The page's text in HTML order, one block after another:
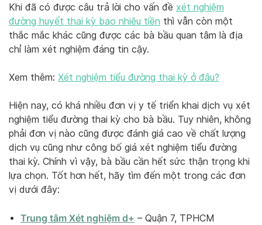
Khi đã có được câu trả lời cho vấn đề xét nghiệm
đường huyết thai kỳ bao nhiêu tiền thì vẫn còn một
thắc mắc khác cũng được các bà bầu quan tâm là địa
chỉ làm xét nghiệm đáng tin cậy.
Xem thêm: Xét nghiệm tiểu đường thai kỳ ở đâu?
Hiện nay, có khá nhiều đơn vị y tế triển khai dịch vụ xét
nghiệm tiểu đường thai kỳ cho bà bầu. Tuy nhiên, không
phải đơn vị nào cũng được đánh giá cao về chất lượng
dịch vụ cũng như công bố giá xét nghiệm tiểu đường
thai kỳ. Chính vì vậy, bà bầu cần hết sức thận trọng khi
lựa chọn. Tốt hơn hết, hãy tìm đến một trong các đơn
vị dưới đây:
Trung tâm Xét nghiệm d+ – Quận 7, TPHCM